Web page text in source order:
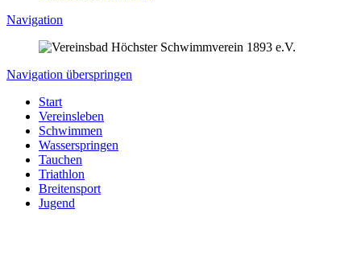
Navigation
Navigation überspringen
Start
Vereinsleben
Schwimmen
Wasserspringen
Tauchen
Triathlon
Breitensport
Jugend